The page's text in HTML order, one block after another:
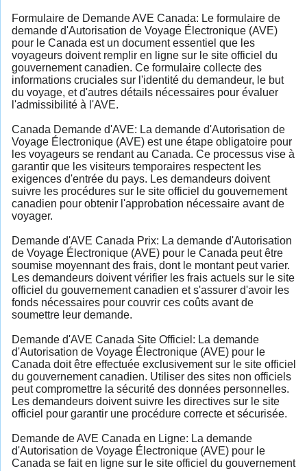
Formulaire de Demande AVE Canada: Le formulaire de
demande d'Autorisation de Voyage Électronique (AVE)
pour le Canada est un document essentiel que les
voyageurs doivent remplir en ligne sur le site officiel du
gouvernement canadien. Ce formulaire collecte des
informations cruciales sur l'identité du demandeur, le but
du voyage, et d'autres détails nécessaires pour évaluer
l'admissibilité à l'AVE.
Canada Demande d'AVE: La demande d'Autorisation de
Voyage Électronique (AVE) est une étape obligatoire pour
les voyageurs se rendant au Canada. Ce processus vise à
garantir que les visiteurs temporaires respectent les
exigences d'entrée du pays. Les demandeurs doivent
suivre les procédures sur le site officiel du gouvernement
canadien pour obtenir l'approbation nécessaire avant de
voyager.
Demande d'AVE Canada Prix: La demande d'Autorisation
de Voyage Électronique (AVE) pour le Canada peut être
soumise moyennant des frais, dont le montant peut varier.
Les demandeurs doivent vérifier les frais actuels sur le site
officiel du gouvernement canadien et s'assurer d'avoir les
fonds nécessaires pour couvrir ces coûts avant de
soumettre leur demande.
Demande d'AVE Canada Site Officiel: La demande
d'Autorisation de Voyage Électronique (AVE) pour le
Canada doit être effectuée exclusivement sur le site officiel
du gouvernement canadien. Utiliser des sites non officiels
peut compromettre la sécurité des données personnelles.
Les demandeurs doivent suivre les directives sur le site
officiel pour garantir une procédure correcte et sécurisée.
Demande de AVE Canada en Ligne: La demande
d'Autorisation de Voyage Électronique (AVE) pour le
Canada se fait en ligne sur le site officiel du gouvernement